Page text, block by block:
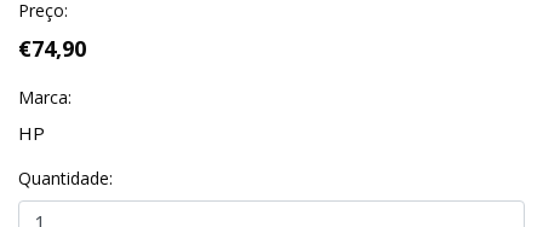
Preço:
€74,90
Marca:
HP
Quantidade: